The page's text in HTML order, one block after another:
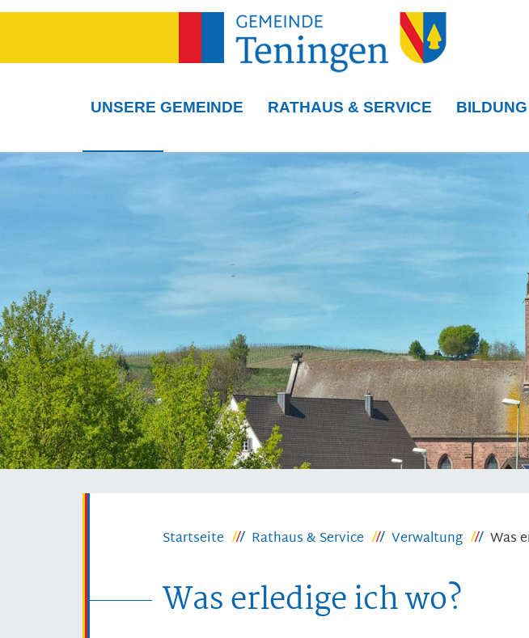
UNSERE GEMEINDE RATHAUS & SERVICE
Startseite Rathaus & Service Verwaltung Was
Was erledige ich wo?